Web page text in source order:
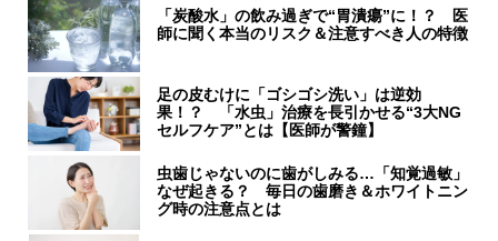
「炭酸水」の飲み過ぎで“胃潰瘍”に！？ 医
師に聞く本当のリスク＆注意すべき人の特徴
足の皮むけに「ゴシゴシ洗い」は逆効
果！？ 「水虫」治療を長引かせる“3大NG
セルフケア”とは【医師が警鐘】
虫歯じゃないのに歯がしみる…「知覚過敏」
なぜ起きる？ 毎日の歯磨き＆ホワイトニン
グ時の注意点とは